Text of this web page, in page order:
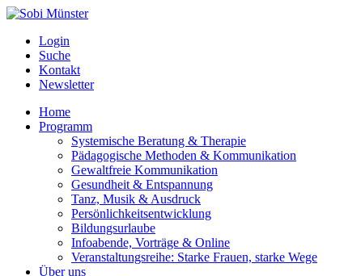
Login
Suche
Kontakt
Newsletter
Home
Programm
Systemische Beratung & Therapie
Pädagogische Methoden & Kommunikation
Gewaltfreie Kommunikation
Gesundheit & Entspannung
Tanz, Musik & Ausdruck
Persönlichkeitsentwicklung
Bildungsurlaube
Infoabende, Vorträge & Online
Veranstaltungsreihe: Starke Frauen, starke Wege
Über uns